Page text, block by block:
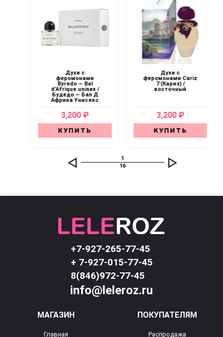
Духи с
феромонами
Byredo — Bal
d’Afrique unisex /
Будедо — Бал Д
Африка Унисекс
3,200 ₽
КУПИТЬ
Духи с
феромонами Cariz
7 (Кариз) /
восточный
3,200 ₽
КУПИТЬ
1
16
+7-927-265-77-45
+ 7-927-015-77-45
8(846)972-77-45
info@leleroz.ru
МАГАЗИН
Главная
ПОКУПАТЕЛЯМ
Распродажа